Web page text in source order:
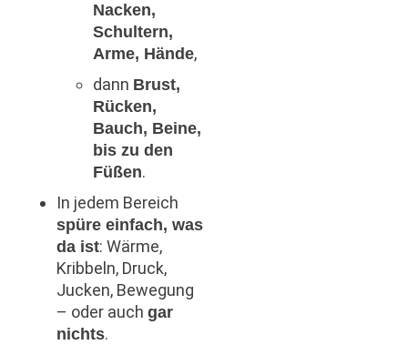
Nacken,
Schultern,
Arme, Hände,
dann Brust,
Rücken,
Bauch, Beine,
bis zu den
Füßen.
In jedem Bereich
spüre einfach, was
da ist: Wärme,
Kribbeln, Druck,
Jucken, Bewegung
– oder auchgar
nichts.